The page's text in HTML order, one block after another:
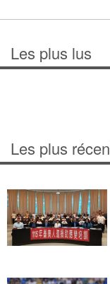
Les plus lus
Les plus